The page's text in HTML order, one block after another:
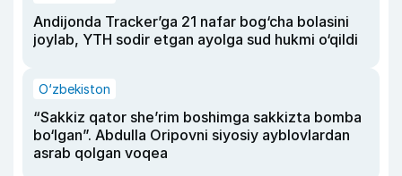
Andijonda Tracker’ga 21 nafar bog‘cha bolasini
joylab, YTH sodir etgan ayolga sud hukmi o‘qildi
O‘zbekiston
“Sakkiz qator she’rim boshimga sakkizta bomba
bo‘lgan”. Abdulla Oripovni siyosiy ayblovlardan
asrab qolgan voqea